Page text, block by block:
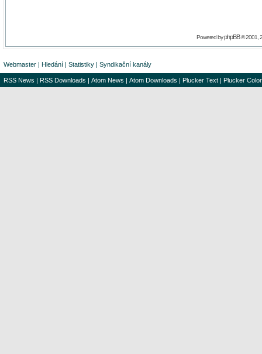
Powered byphpBB© 2001,
Webmaster | Hledání | Statistiky | Syndikační kanály
RSS News | RSS Downloads | Atom News | Atom Downloads | Plucker Text | Plucker Color